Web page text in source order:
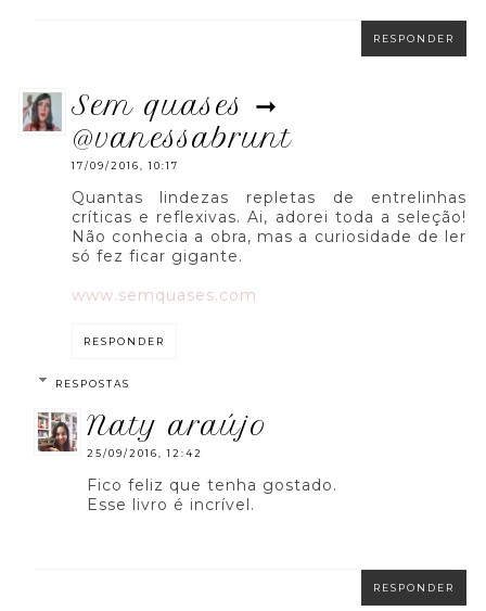
RESPONDER
sem quases ➞
@vanessabrunt
17/09/2016, 10:17
Quantas lindezas repletas de entrelinhas
críticas e reflexivas. Ai, adorei toda a seleção!
Não conhecia a obra, mas a curiosidade de ler
só fez ficar gigante.
www.semquases.com
RESPONDER
RESPOSTAS
naty araújo
25/09/2016, 12:42
Fico feliz que tenha gostado.
Esse livro é incrível.
RESPONDER